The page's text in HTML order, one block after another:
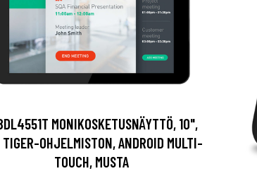
MONIKOSKETUSNÄYTTÖ, 10",
TIGER-OHJELMISTON, ANDROID MULTI-
TOUCH, MUSTA